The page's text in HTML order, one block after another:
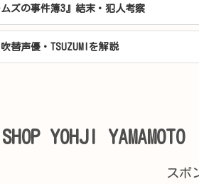
ムズの事件簿3』結末・犯人考察
替声優・TSUZUMIを解説
YOHJI YAMAMOTO
スポ